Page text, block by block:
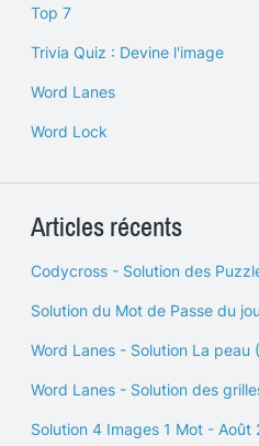
Top 7
Trivia Quiz : Devine l'image
Word Lanes
Word Lock
Articles récents
Codycross - Solution des
Solution du Mot de Passe du
Word Lanes - Solution La
Word Lanes - Solution des
Solution 4 Images 1 Mot -